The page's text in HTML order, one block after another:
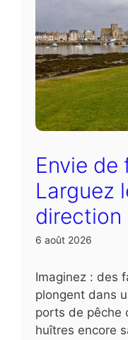
Envie de
Larguez
direction
6 août 2026
Imaginez : des
plongent dans
ports de pêche
huîtres encore